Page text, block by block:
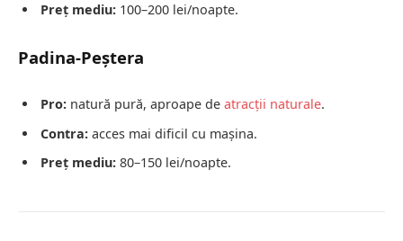
Preț mediu: 100–200 lei/noapte.
Padina-Peștera
Pro: natură pură, aproape de atracții naturale.
Contra: acces mai dificil cu mașina.
Preț mediu: 80–150 lei/noapte.